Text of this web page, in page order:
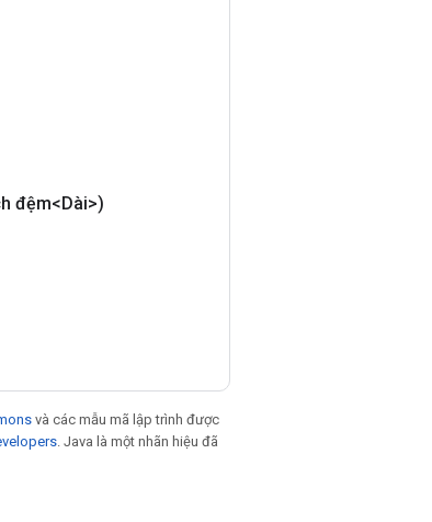
đệm<Dài>)
và các mẫu mã lập trình được
. Java là một nhãn hiệu đã